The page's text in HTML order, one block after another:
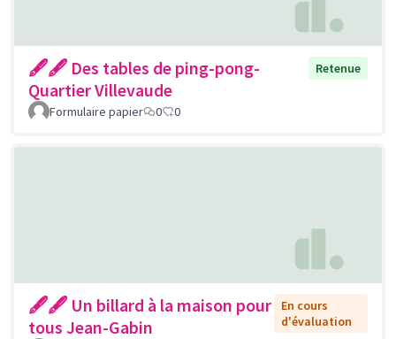
🖋🖋 Des tables de ping-pong-
Quartier Villevaude
Retenue
Formulaire papier 0 0
🖋🖋 Un billard à la maison pour
tous Jean-Gabin
En cours
d'évaluation